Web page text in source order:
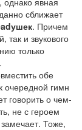
сближает
. Причем
так и звукового
только
обе
очередной гимн
говорить о чем-
не с героем
Тоже,